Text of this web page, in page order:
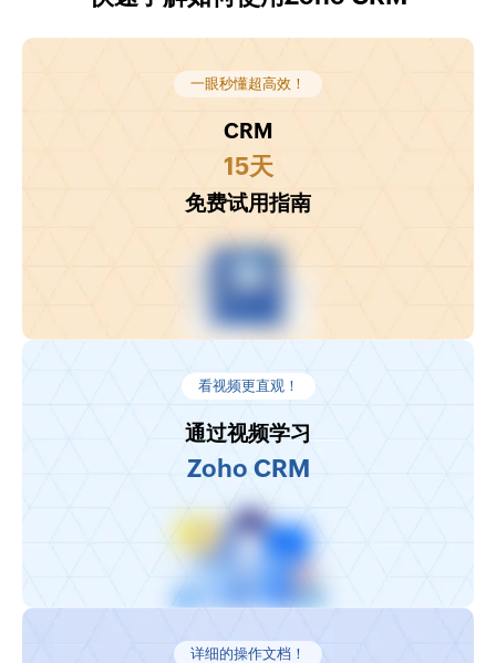
一眼秒懂超高效！
CRM
15天
免费试用指南
看视频更直观！
通过视频学习
Zoho CRM
详细的操作文档！